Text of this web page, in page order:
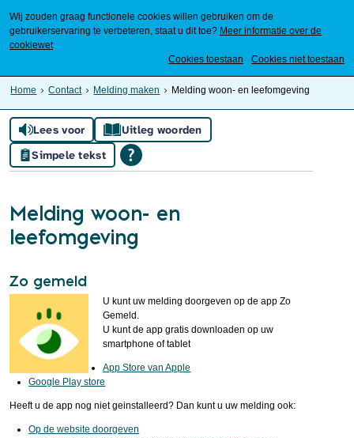
Wij zouden graag functionele cookies willen gebruiken om de
gebruikerservaring te verbeteren, staat u dit toe? Meer informatie over de
cookiewet
Cookies toestaan
Cookies niet toestaan
Home Contact Melding maken Melding woon- en leefomgeving
Lees voor
Uitleg woorden
Simpele tekst
Melding woon- en
leefomgeving
Zo gemeld
U kunt uw melding doorgeven op de app Zo
Gemeld.
U kunt de app gratis downloaden op uw
smartphone of tablet
App Store van Apple
Google Play store
Heeft u de app nog niet geinstalleerd? Dan kunt u uw melding ook:
Op de website doorgeven